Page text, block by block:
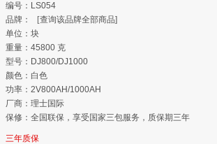
编号：LS054
品牌：
[查询该品牌全部商品]
单位：块
重量：45800 克
型号：DJ800/DJ1000
颜色：白色
功率：2V800AH/1000AH
厂商：理士国际
保修：全国联保，享受国家三包服务，质保期三年
三年质保